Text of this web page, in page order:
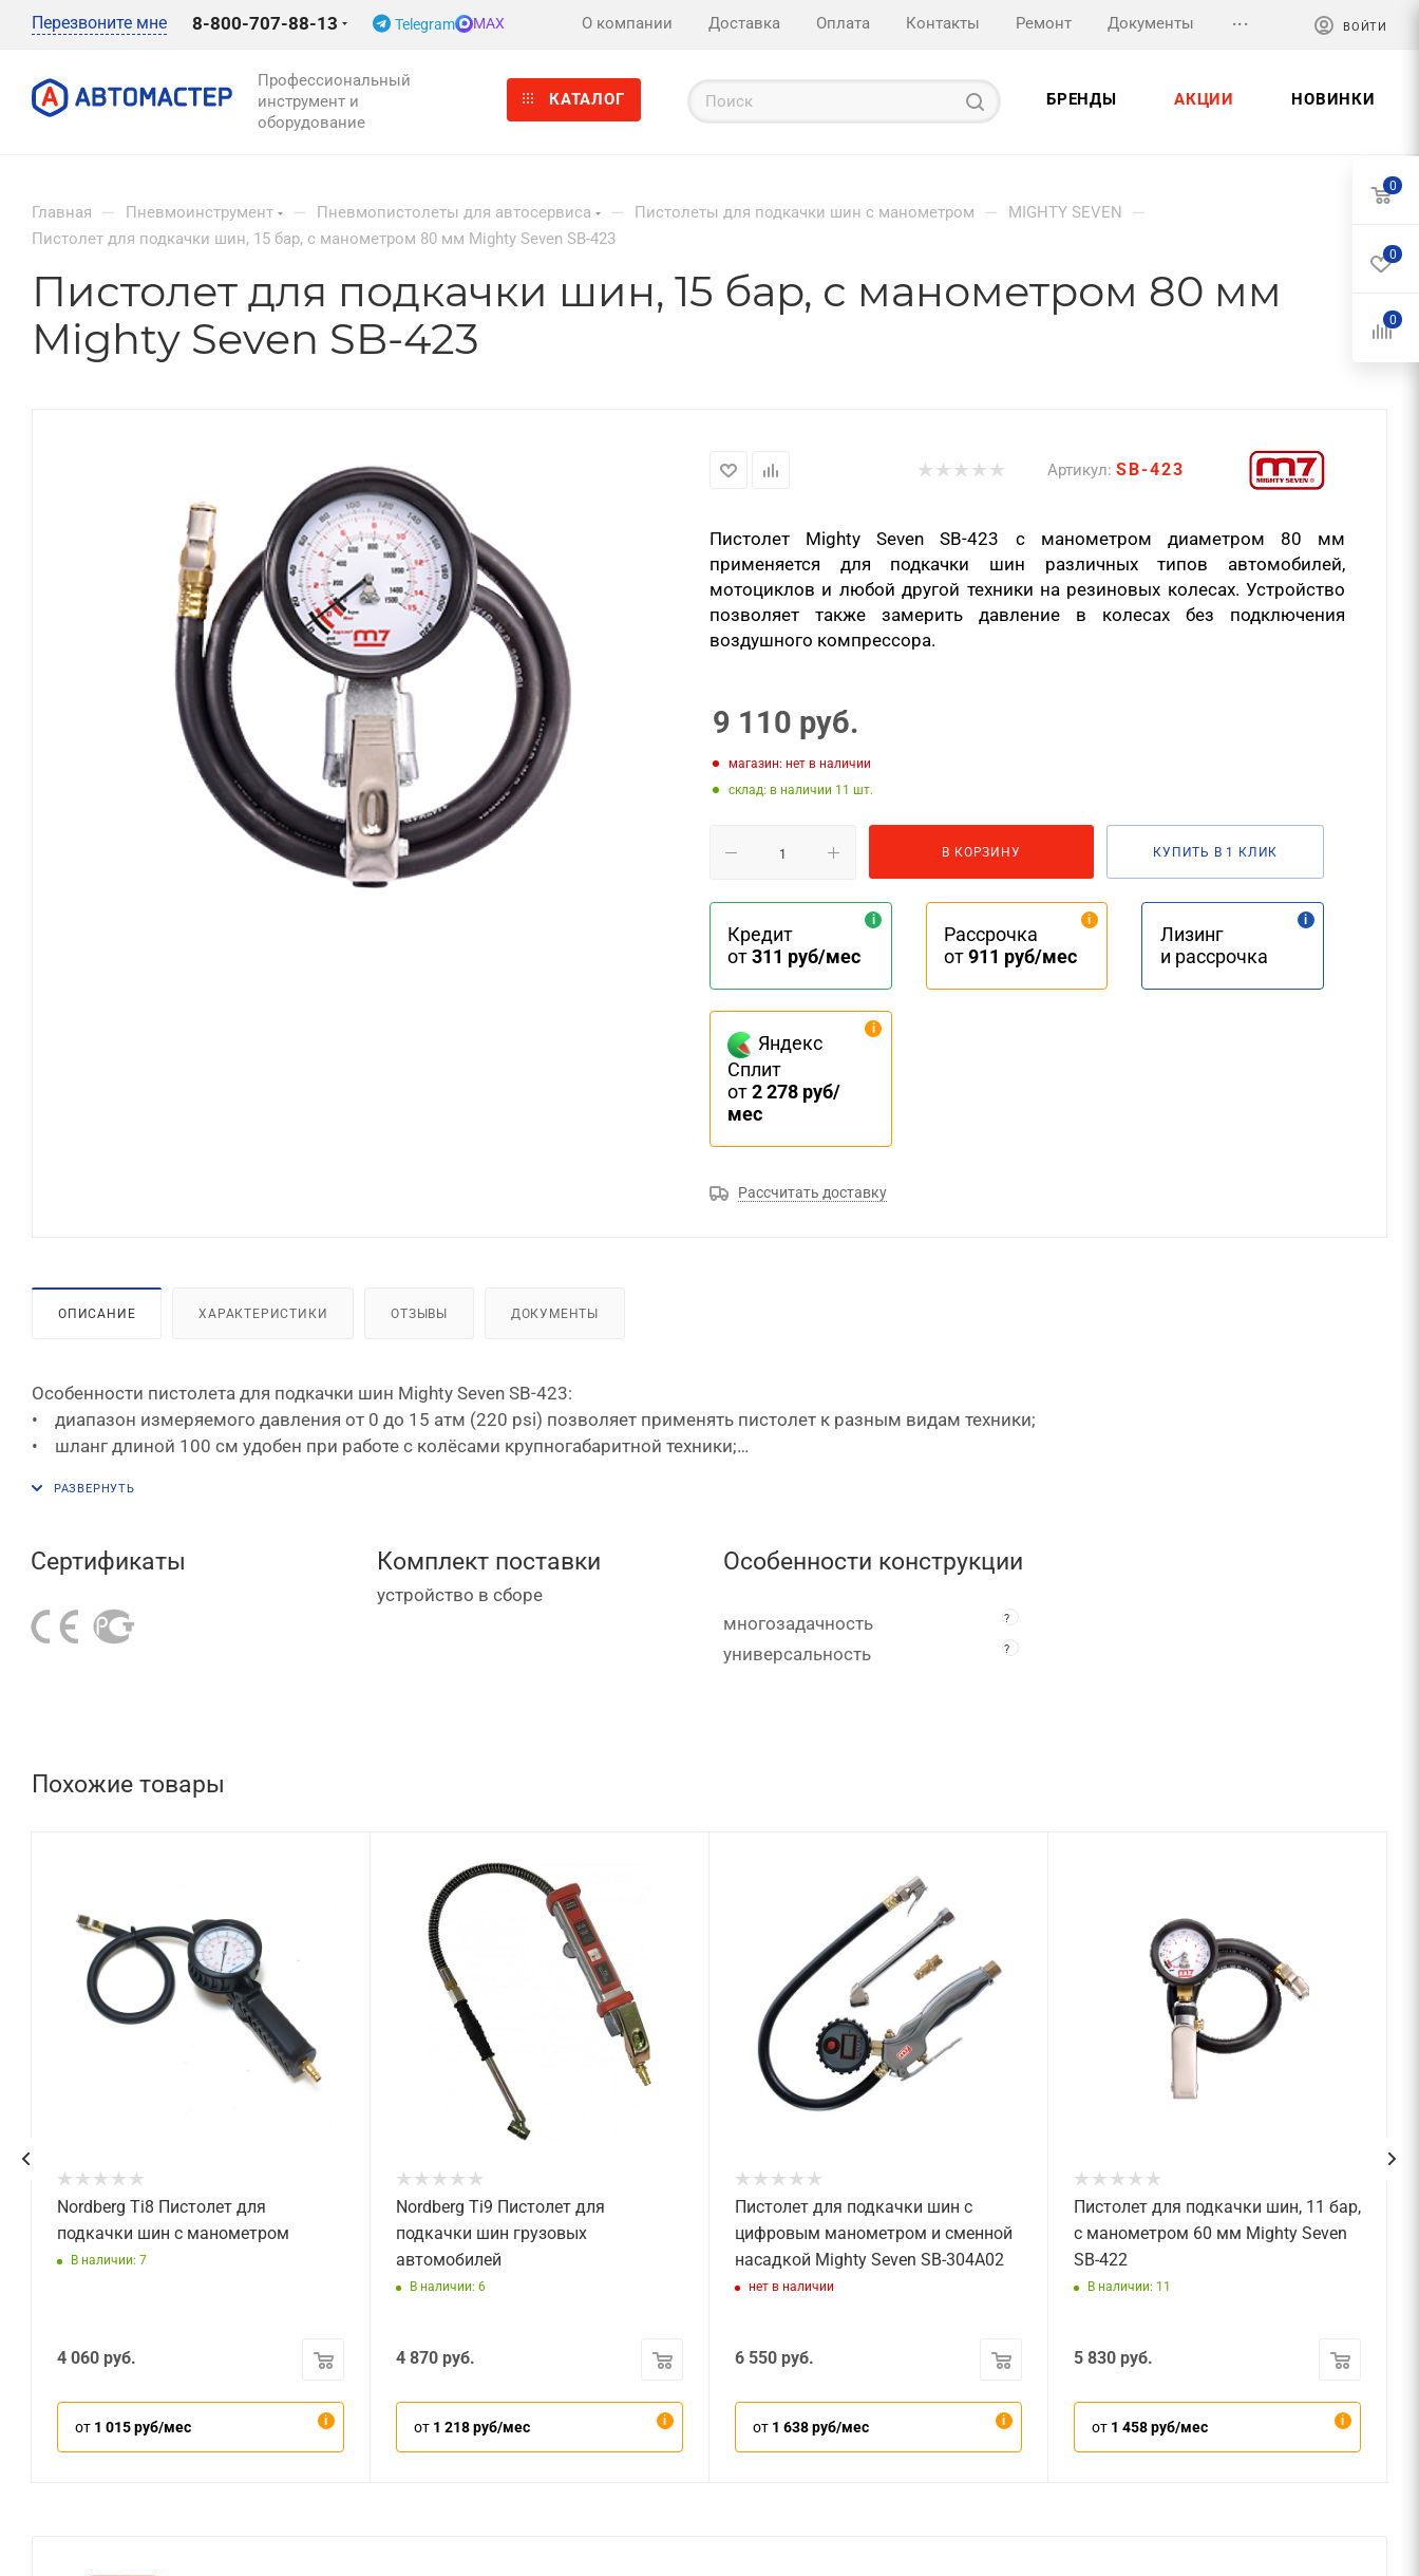
Перезвоните мне 8-800-707-88-13 Telegram MAX О компании Доставка Оплата Контакты Ремонт Документы ... ВОЙТИ
Профессиональный
инструмент и
оборудование
КАТАЛОГ БРЕНДЫ АКЦИИ НОВИНКИ
Главная — Пневмоинструмент — Пневмопистолеты для автосервиса — Пистолеты для подкачки шин с манометром — MIGHTY SEVEN —
Пистолет для подкачки шин, 15 бар, с манометром 80 мм Mighty Seven SB-423
Пистолет для подкачки шин, 15 бар, с манометром 80 мм
Mighty Seven SB-423
Артикул: SB-423
Пистолет Mighty Seven SB-423 с манометром диаметром 80 мм
применяется для подкачки шин различных типов автомобилей,
мотоциклов и любой другой техники на резиновых колесах. Устройство
позволяет также замерить давление в колесах без подключения
воздушного компрессора.
9 110 руб.
Магазин: нет в наличии
Склад: в наличии 11
В КОРЗИНУ КУПИТЬ В 1 КЛИК
Кредит
от311 руб/мес
Рассрочка
от911 руб/мес
Лизинг
и рассрочка
Яндекс
Сплит
от2 278 руб/
мес
Рассчитать доставку
ОПИСАНИЕ ХАРАКТЕРИСТИКИ ОТЗЫВЫ ДОКУМЕНТЫ
Особенности пистолета для подкачки шин Mighty Seven SB-423:
• диапазон измеряемого давления от 0 до 15 атм (220 psi) позволяет применять пистолет к разным видам техники;
• шланг длиной 100 см удобен при работе с колёсами крупногабаритной техники;
измерения: барах, кг/см, kPa, psi;
• металлический оцинкованный корпус обеспечивает пистолету прочность и долговечность.
Технические характеристики пистолета для подкачки шин Mighty Seven SB-423:
• диапазон измерения давления, бар – 0-15;
• длина шланга, см – 100;
Сертификаты Комплект поставки
устройство в сборе
Особенности конструкции
многозадачность ?
универсальность ?
Похожие товары
Nordberg Ti8 Пистолет для
подкачки шин с манометром
В наличии: 7
4 060 руб.
от 1 015 руб/мес
Nordberg Ti9 Пистолет для
подкачки шин грузовых
автомобилей
В наличии: 6
4 870 руб.
от 1 218 руб/мес
Пистолет для подкачки шин с
цифровым манометром и сменной
насадкой Mighty Seven SB-304A02
нет в наличии
6 550 руб.
от 1 638 руб/мес
Пистолет для подкачки шин, 11 бар,
с манометром 60 мм Mighty Seven
SB-422
В наличии: 11
5 830 руб.
от 1 458 руб/мес
0
0
0